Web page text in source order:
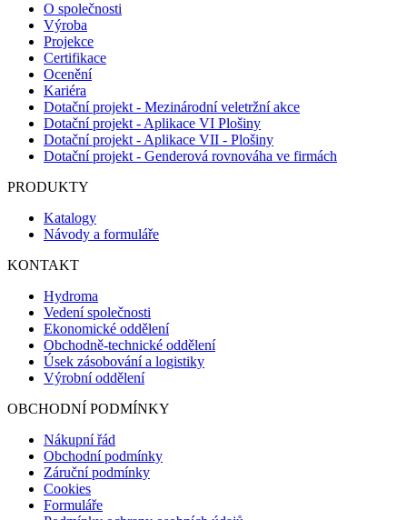
O společnosti
Výroba
Projekce
Certifikace
Ocenění
Kariéra
Dotační projekt - Mezinárodní veletržní akce
Dotační projekt - Aplikace VI Plošiny
Dotační projekt - Aplikace VII - Plošiny
Dotační projekt - Genderová rovnováha ve firmách
PRODUKTY
Katalogy
Návody a formuláře
KONTAKT
Hydroma
Vedení společnosti
Ekonomické oddělení
Obchodně-technické oddělení
Úsek zásobování a logistiky
Výrobní oddělení
OBCHODNÍ PODMÍNKY
Nákupní řád
Obchodní podmínky
Záruční podmínky
Cookies
Formuláře